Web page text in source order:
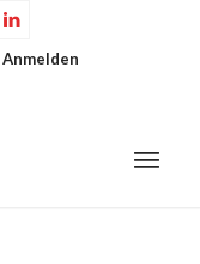
Anmelden